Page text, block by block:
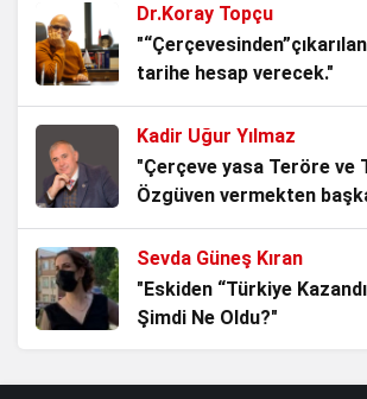
Amerikan Çakalı
4 hafta önce
Dünyayı Türkçe Okuyalım
1 ay önce
PKK ile mücadelede Uğur
ayrıntısı
Dr.Koray Topçu
tarihe hesap verecek."
Kadir Uğur Yılmaz
"Çerçeve yasa Teröre ve
Özgüven vermekten
YARAMAZ!"
Sevda Güneş Kıran
"Eskiden “Türkiye
Şimdi Ne Oldu?"
Ömer Çam